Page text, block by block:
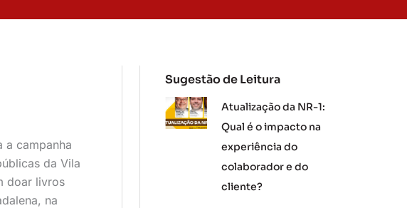
a campanha
da Vila
doar livros
na
Sugestão de Leitura
Atualização da NR-1:
Qual é o impacto na
experiência do
colaborador e do
cliente?